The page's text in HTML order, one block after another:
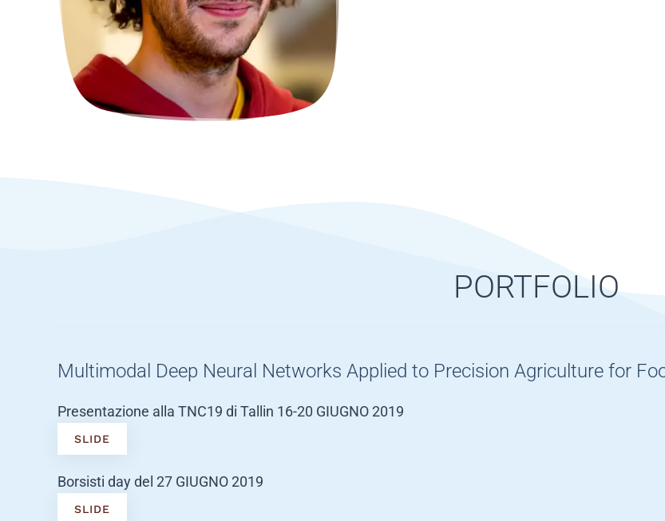
PORTFOLIO
Multimodal Deep Neural Networks Applied to Precision Agriculture for
Presentazione alla TNC19 di Tallin 16-20 GIUGNO 2019
SLIDE
Borsisti day del 27 GIUGNO 2019
SLIDE